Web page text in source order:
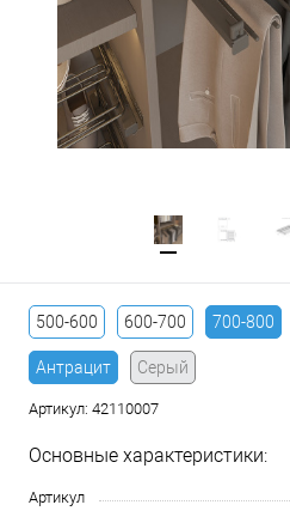
500-600 600-700 700-800
Антрацит Серый
Артикул: 42110007
Основные характеристики:
Артикул